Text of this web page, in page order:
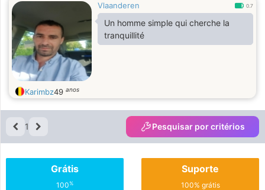
Vlaanderen 0.7
Un homme simple qui cherche la
tranquillité
Karimbz49 anos
1 Pesquisar por critérios
Grátis
100%
Suporte
100% grátis